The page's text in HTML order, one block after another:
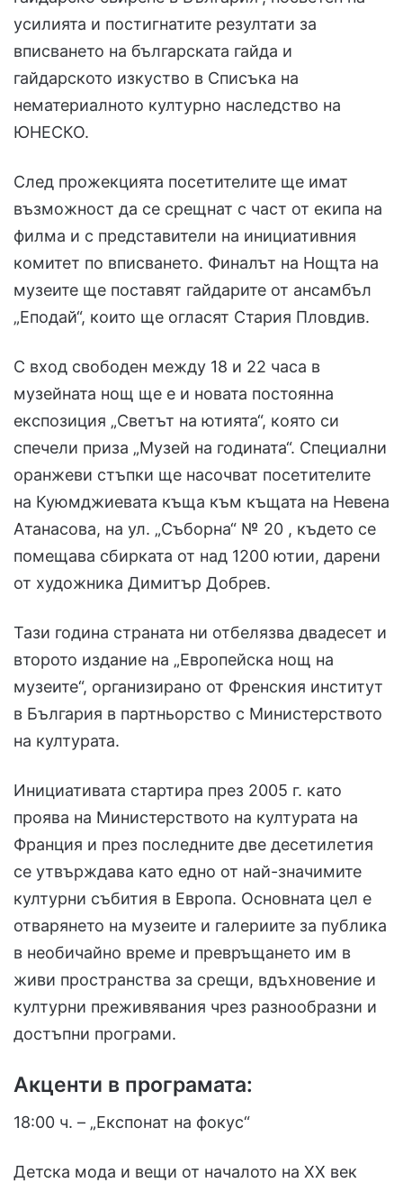
усилията и постигнатите резултати за
вписването на българската гайда и
гайдарското изкуство в Списъка на
нематериалното културно наследство на
ЮНЕСКО.
След прожекцията посетителите ще имат
възможност да се срещнат с част от екипа на
филма и с представители на инициативния
комитет по вписването. Финалът на Нощта на
музеите ще поставят гайдарите от ансамбъл
„Еподай“, които ще огласят Стария Пловдив.
С вход свободен между 18 и 22 часа в
музейната нощ ще е и новата постоянна
експозиция „Светът на ютията“, която си
спечели приза „Музей на годината“. Специални
оранжеви стъпки ще насочват посетителите
на Куюмджиевата къща към къщата на Невена
Атанасова, на ул. „Съборна“ № 20 , където се
помещава сбирката от над 1200 ютии, дарени
от художника Димитър Добрев.
Тази година страната ни отбелязва двадесет и
второто издание на „Европейска нощ на
музеите“, организирано от Френския институт
в България в партньорство с Министерството
на културата.
Инициативата стартира през 2005 г. като
проява на Министерството на културата на
Франция и през последните две десетилетия
се утвърждава като едно от най-значимите
културни събития в Европа. Основната цел е
отварянето на музеите и галериите за публика
в необичайно време и превръщането им в
живи пространства за срещи, вдъхновение и
културни преживявания чрез разнообразни и
достъпни програми.
Акценти в програмата:
18:00 ч. – „Експонат на фокус“
Детска мода и вещи от началото на XX век